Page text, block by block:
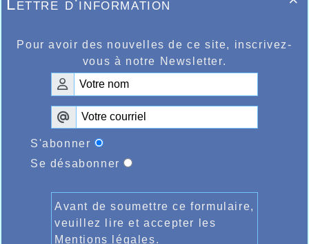
ème
C’est à Gand, toujours en salle que les jeunes
benjamins(es) Elyne Dupont devait améliorer sa
meilleure performance sur 1000m indoor en
bouclant les 5 tours de piste en 3.46.90 alors
qu’Hugo Backelant devait lui réaliser 3.22.67
nouveau record personnel également.
Lettre d'information
Pour avoir des nouvelles de ce site, inscrivez-
vous à notre Newsletter.
S'abonner
Se désabonner
Avant de soumettre ce formulaire,
veuillez lire et accepter les
Mentions légales.